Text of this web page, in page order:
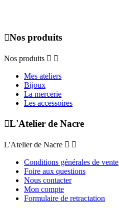
Nos produits
Nos produits  
Mes ateliers
Bijoux
La mercerie
Les accessoires
L'Atelier de Nacre
L'Atelier de Nacre  
Conditions générales de vente
Foire aux questions
Nous contacter
Mon compte
Formulaire de retractation